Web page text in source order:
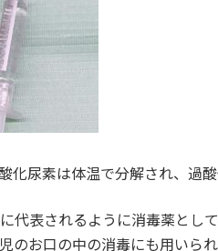
化尿素は体温で分解され、過酸
代表されるように消毒薬とし
のお口の中の消毒にも用いら